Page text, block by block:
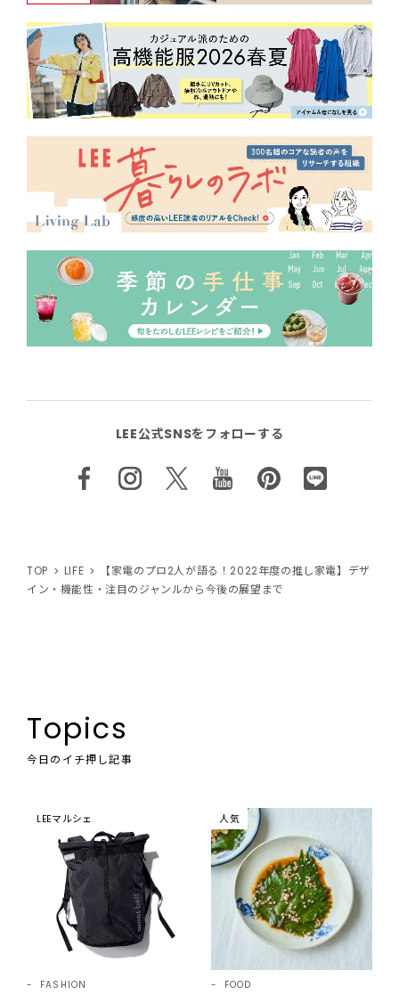
LEE公式SNSをフォローする
TOP LIFE
【家電のプロ2人が語る！2022年度の推し家電】デザ
イン・機能性・注目のジャンルから今後の展望まで
Topics
今日のイチ押し記事
LEEマルシェ
FASHION
人気
FOOD